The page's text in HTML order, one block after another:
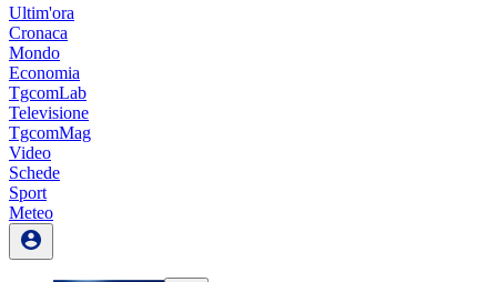
Ultim'ora
Cronaca
Mondo
Economia
TgcomLab
Televisione
TgcomMag
Video
Schede
Sport
Meteo